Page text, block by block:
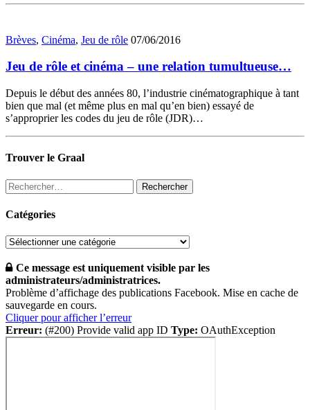
Brèves, Cinéma, Jeu de rôle 07/06/2016
Jeu de rôle et cinéma – une relation tumultueuse…
Depuis le début des années 80, l’industrie cinématographique à tant
bien que mal (et même plus en mal qu’en bien) essayé de
s’approprier les codes du jeu de rôle (JDR)…
Trouver le Graal
Rechercher :
Catégories
Catégories
Ce message est uniquement visible par les
administrateurs/administratrices.
Problème d’affichage des publications Facebook. Mise en cache de
sauvegarde en cours.
Cliquer pour afficher l’erreur
Erreur: (#200) Provide valid app ID Type: OAuthException